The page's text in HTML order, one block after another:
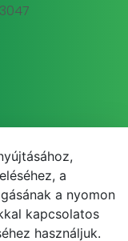
E-learning
a
a nyomon
kapcsolatos
használjuk.